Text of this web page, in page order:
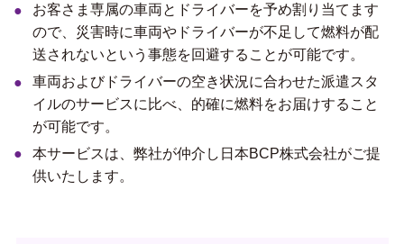
お客さま専属の車両とドライバーを予め割り当てます
ので、災害時に車両やドライバーが不足して燃料が配
送されないという事態を回避することが可能です。
車両およびドライバーの空き状況に合わせた派遣スタ
イルのサービスに比べ、的確に燃料をお届けすること
が可能です。
本サービスは、弊社が仲介し日本BCP株式会社がご提
供いたします。